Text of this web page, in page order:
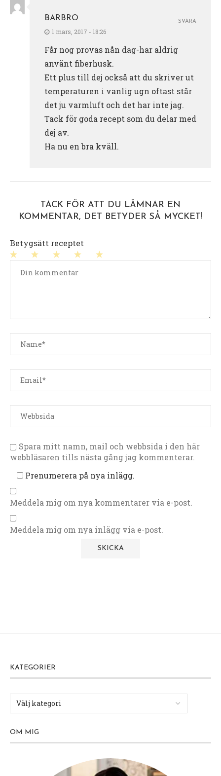
BARBRO
1 mars, 2017 - 18:26
Får nog provas nån dag-har aldrig
använt fiberhusk.
Ett plus till dej också att du skriver ut
temperaturen i vanlig ugn oftast står
det ju varmluft och det har inte jag.
Tack för goda recept som du delar med
dej av.
Ha nu en bra kväll.
SVARA
TACK FÖR ATT DU LÄMNAR EN
KOMMENTAR, DET BETYDER SÅ MYCKET!
Betygsätt receptet
stjärnor
stjärnor
stjärnor
stjärna
Spara mitt namn, mail och webbsida i den här
webbläsaren tills nästa gång jag kommenterar.
Prenumerera på nya inlägg.
Meddela mig om nya kommentarer via e-post.
Meddela mig om nya inlägg via e-post.
KATEGORIER
OM MIG